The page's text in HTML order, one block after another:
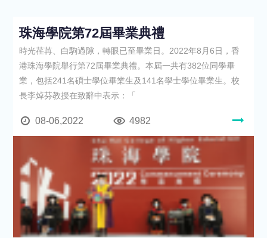
珠海學院第72屆畢業典禮
時光荏苒、白駒過隙，轉眼已至畢業日。2022年8月6日，香
港珠海學院舉行第72屆畢業典禮。本屆一共有382位同學畢
業，包括241名碩士學位畢業生及141名學士學位畢業生。校
長李焯芬教授在致辭中表示：「
08-06,2022 4982